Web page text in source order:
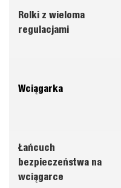
Rolki z wieloma
regulacjami
Wciągarka
Łańcuch
bezpieczeństwa na
wciągarce